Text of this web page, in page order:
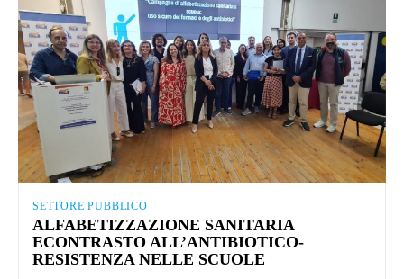
SETTORE PUBBLICO
ALFABETIZZAZIONE SANITARIA
ECONTRASTO ALL’ANTIBIOTICO-
RESISTENZA NELLE SCUOLE